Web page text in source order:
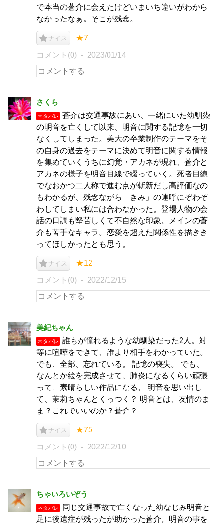
で本当の蒼介に会えたけどいまいち違いがわから
なかったなぁ。そこが残念。
ナイス ★7
コメント(0) 2023/01/14
さくら
ネタバレ
蒼介は交通事故にあい、一緒にいた幼馴染
の明音を亡くして以来、明音に関する記憶を一切
なくしてしまった。美大の卒業制作のテーマをそ
の自身の過去をテーマに決めて明音に関する情報
を集めていくうちに幻覚・アカネが現れ、蒼介と
アカネの様子を明音目線で綴っていく。死者目線
でなおかつ二人称で進む点が斬新だし高評価なの
もわかるが、残念ながら「きみ」の連呼にぞわぞ
わしてしまい私には合わなかった。登場人物の会
話の口調も堅苦しくて不自然な印象。メインの蒼
介も苦手なキャラ。恋愛を超えた関係性を描きき
ってほしかったとも思う。
ナイス ★12
コメント(0) 2022/12/15
美紀ちゃん
ネタバレ
誰もが憧れるような幼馴染だった2人。対
等に喧嘩をできて、誰より相手をわかっていた。
でも、全部、忘れている。 記憶の喪失。 でも、
なんとか絵を完成させて、肺炎になるくらい頑張
って、素晴らしい作品になる。 明音を思い出し
て、茉莉ちゃんとくっつく？ 明音とは、友情のま
ま？これでいいのか？蒼介？
ナイス ★75
コメント(0) 2022/12/10
ちゃいろいぞう
ネタバレ
同じ交通事故で亡くなった幼なじみ明音と
足に後遺症が残ったが助かった蒼介。明音の事を